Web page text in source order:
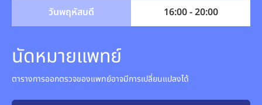
วันพฤหัสบดี 16:00 - 20:00
นัดหมายแพทย์
ตารางการออกตรวจของแพทย์อาจมีการเปลี่ยนแปลงได้